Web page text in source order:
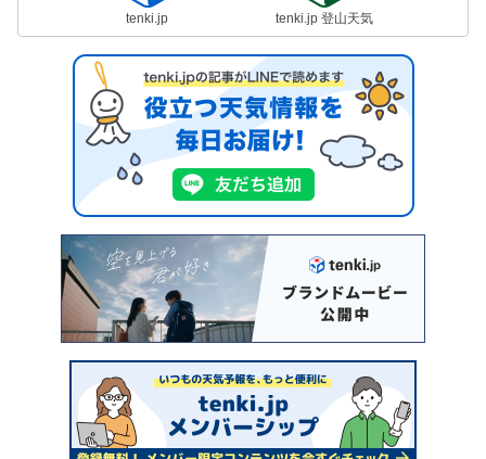
tenki.jp tenki.jp 登山天気